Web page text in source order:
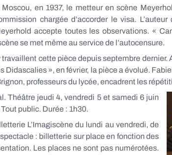
Moscou, en 1937, le metteur en scène
chargée d’accorder le visa.
accepte toutes les observations. «
se met même au service de l’autocensure.
cette pièce depuis septembre
», en février, la pièce a évolué.
professeurs du lycée, encadrent les
Théâtre jeudi 4, vendredi 5 et samedi 6 juin
public. Durée : 1h30.
L’Imagiscène du lundi au vendredi, de
: billetterie sur place en fonction des
Les places ne sont pas numérotées.